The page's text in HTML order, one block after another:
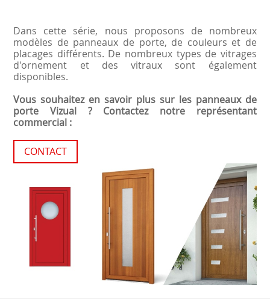
Dans cette série, nous proposons de nombreux
modèles de panneaux de porte, de couleurs et de
placages différents. De nombreux types de vitrages
d'ornement et des vitraux sont également
disponibles.
Vous souhaitez en savoir plus sur les panneaux de
porte Vizual ? Contactez notre représentant
commercial :
CONTACT